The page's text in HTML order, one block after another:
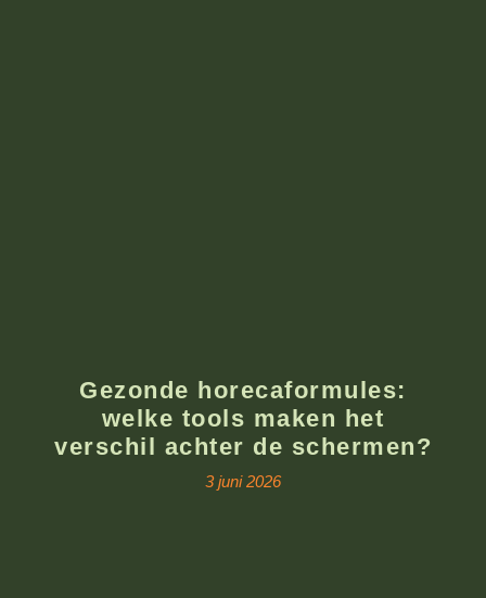
Gezonde horecaformules:
welke tools maken het
verschil achter de schermen?
3 juni 2026